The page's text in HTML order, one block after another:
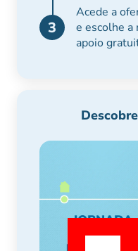
3
Acede a
e escolhe a
apoio